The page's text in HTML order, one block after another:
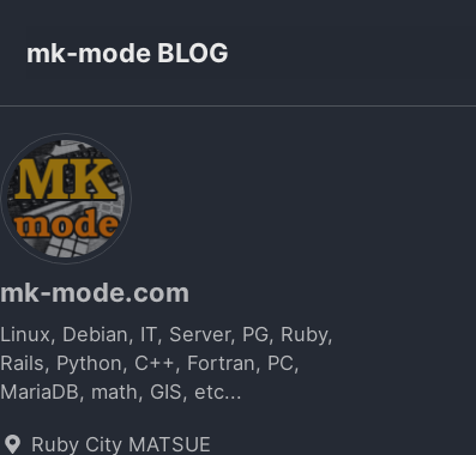
mk-mode BLOG
mk-mode.com
Linux, Debian, IT, Server, PG, Ruby,
Rails, Python, C++, Fortran, PC,
MariaDB, math, GIS, etc...
Ruby City MATSUE